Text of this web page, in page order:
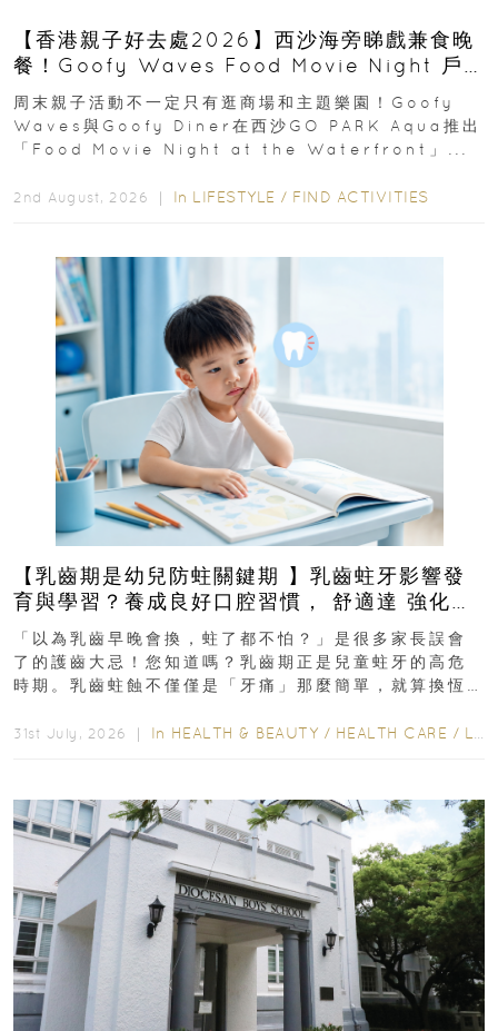
【香港親子好去處2026】西沙海旁睇戲兼食晚
餐！Goofy Waves Food Movie Night 戶
外影院逢週末登場
周末親子活動不一定只有逛商場和主題樂園！Goofy
Waves與Goofy Diner在西沙GO PARK Aqua推出
「Food Movie Night at the Waterfront」...
2nd August, 2026 ｜ In LIFESTYLE / FIND ACTIVITIES
【乳齒期是幼兒防蛀關鍵期 】乳齒蛀牙影響發
育與學習？養成良好口腔習慣， 舒適達 強化琺
瑯質 兒童牙膏防護指南
「以為乳齒早晚會換，蛀了都不怕？」是很多家長誤會
了的護齒大忌！您知道嗎？乳齒期正是兒童蛀牙的高危
時期。乳齒蛀蝕不僅僅是「牙痛」那麼簡單，就算換恆
31st July, 2026 ｜ In HEALTH & BEAUTY / HEALTH CARE / LIFESTYLE